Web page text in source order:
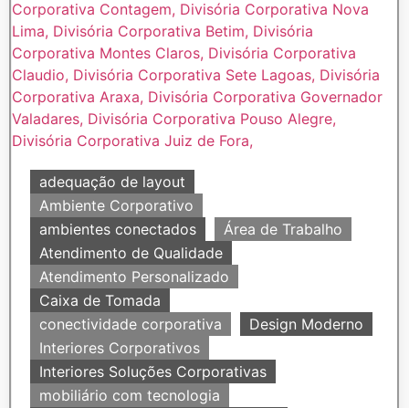
adequação de layout
Ambiente Corporativo
ambientes conectados
Área de Trabalho
Atendimento de Qualidade
Atendimento Personalizado
Caixa de Tomada
conectividade corporativa
Design Moderno
Interiores Corporativos
Interiores Soluções Corporativas
mobiliário com tecnologia